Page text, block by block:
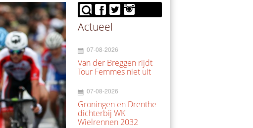
Actueel
07-08-2026
Van der Breggen rijdt
Tour Femmes niet uit
07-08-2026
Groningen en Drenthe
dichterbij WK
Wielrennen 2032